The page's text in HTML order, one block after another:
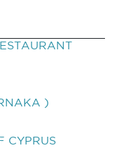
)
CYPRUS